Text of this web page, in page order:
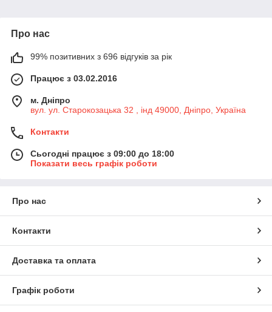
Про нас
99% позитивних з 696 відгуків за рік
Працює з 03.02.2016
м. Дніпро
вул. ул. Старокозацька 32 , інд 49000, Дніпро, Україна
Контакти
Сьогодні працює з 09:00 до 18:00
Показати весь графік роботи
Про нас
Контакти
Доставка та оплата
Графік роботи